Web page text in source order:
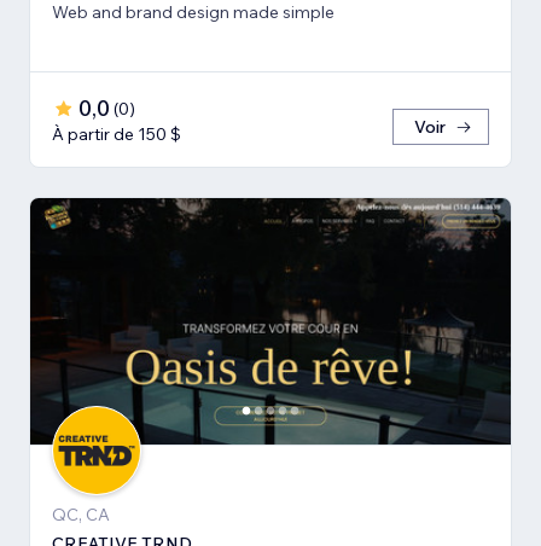
Web and brand design made simple
0,0 (0)
À partir de 150 $
Voir
QC, CA